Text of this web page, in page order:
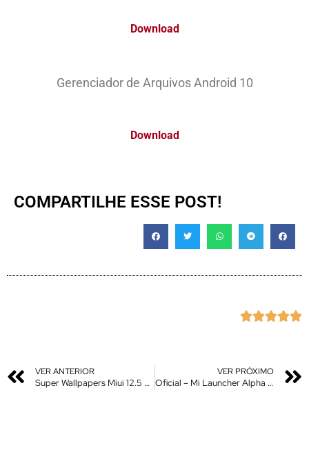
Download
Gerenciador de Arquivos Android 10
Download
COMPARTILHE ESSE POST!

VER ANTERIOR
Super Wallpapers Miui 12.5 – Redmi Note 10 – 10 Pro – Pro max
VER PRÓXIMO
Oficial – Mi Launcher Alpha com Feed da Google